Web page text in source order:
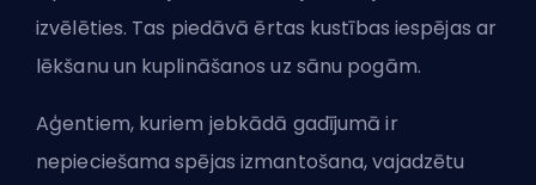
izvēlēties. Tas piedāvā ērtas kustības iespējas ar
lēkšanu un kuplināšanos uz sānu pogām.
Aģentiem, kuriem jebkādā gadījumā ir
nepieciešama spējas izmantošana, vajadzētu